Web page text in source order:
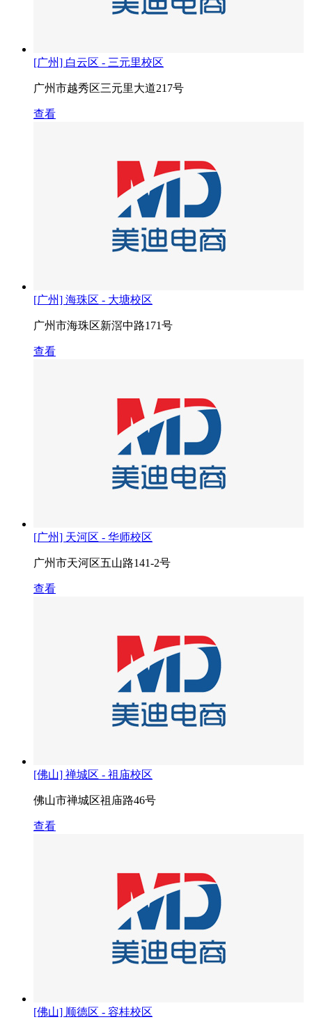
[广州] 白云区 - 三元里校区
广州市越秀区三元里大道217号
查看
[广州] 海珠区 - 大塘校区
广州市海珠区新滘中路171号
查看
[广州] 天河区 - 华师校区
广州市天河区五山路141-2号
查看
[佛山] 禅城区 - 祖庙校区
佛山市禅城区祖庙路46号
查看
[佛山] 顺德区 - 容桂校区